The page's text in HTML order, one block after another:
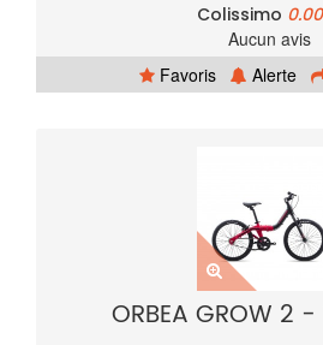
Colissimo 0.00
Aucun avis
Favoris
Alerte
ORBEA GROW 2 -